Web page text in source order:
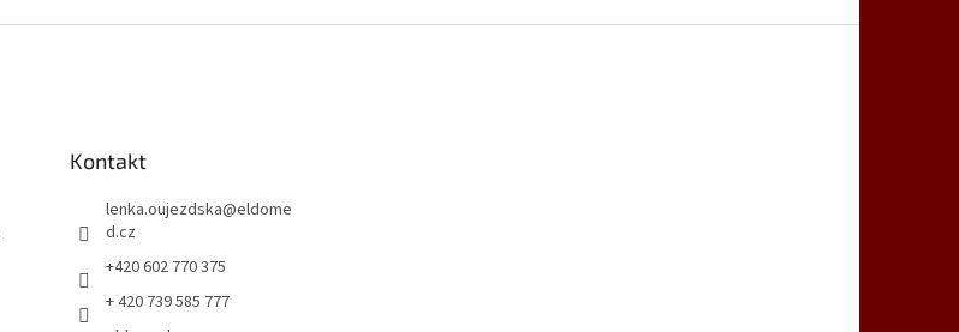
Kontakt
lenka.oujezdska@eldome
d.cz
+420 602 770 375
+ 420 739 585 777